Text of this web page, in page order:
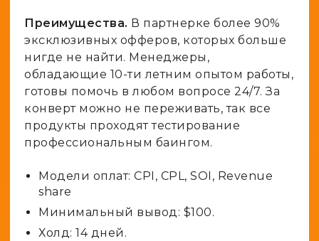
Преимущества. В партнерке более 90%
эксклюзивных офферов, которых больше
нигде не найти. Менеджеры,
обладающие 10-ти летним опытом работы,
готовы помочь в любом вопросе 24/7. За
конверт можно не переживать, так все
продукты проходят тестирование
профессиональным баингом.
Модели оплат: CPI, CPL, SOI, Revenue
share
Минимальный вывод: $100.
Холд: 14 дней.